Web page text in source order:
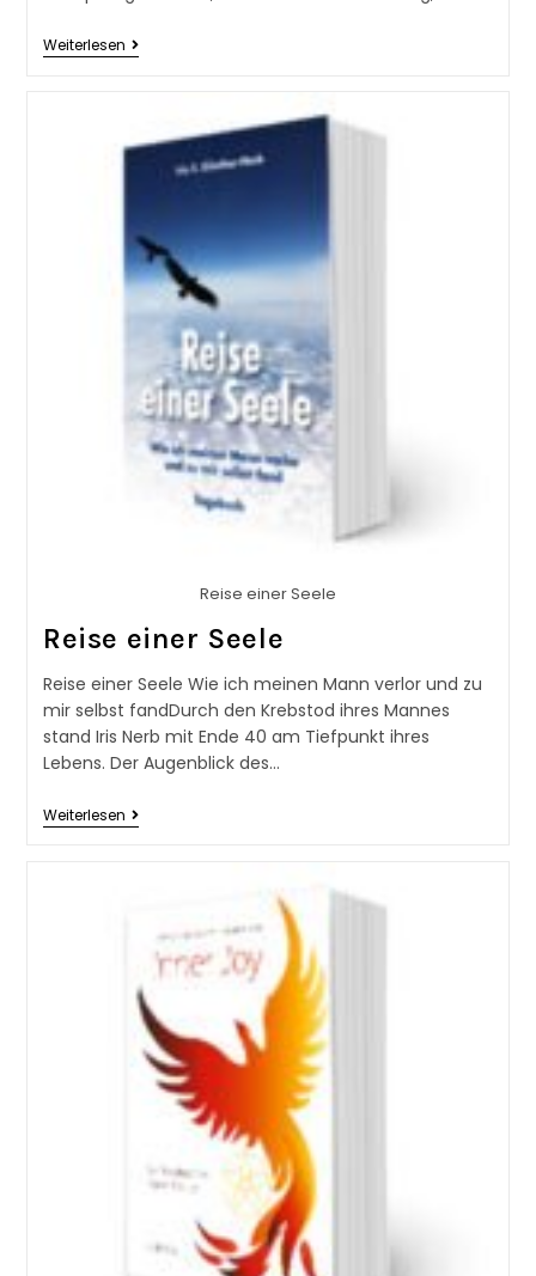
Weiterlesen
Reise einer Seele
Reise einer Seele
Reise einer Seele Wie ich meinen Mann verlor und zu
mir selbst fandDurch den Krebstod ihres Mannes
stand Iris Nerb mit Ende 40 am Tiefpunkt ihres
Lebens. Der Augenblick des…
Weiterlesen